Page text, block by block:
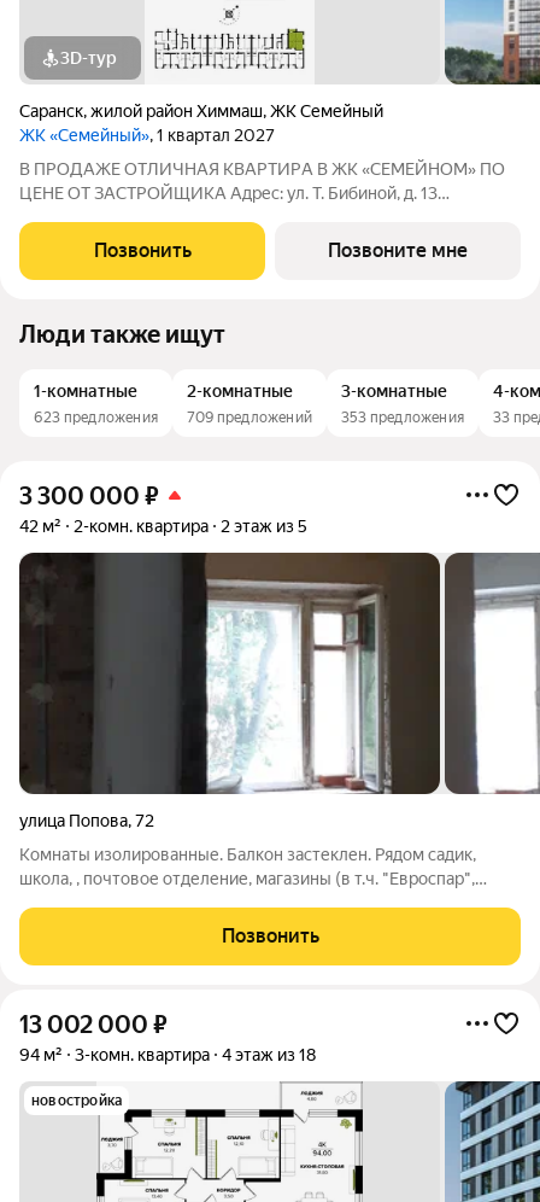
3D-тур
Саранск,жилой район Химмаш,ЖК Семейный
ЖК «Семейный», 1 квартал 2027
В ПРОДАЖЕ ОTЛИЧНAЯ КВАPТИPА В ЖК «СЕМЕЙНОМ» ПО
ЦЕНЕ ОТ ЗАСТРОЙЩИКА Адрес: ул. Т. Бибиной, д. 13
БАЗОВАЯ 13,9% НА ВЕСЬ СРОК КРЕДИТОВАНИЯ Сдача: IV
квартал 2026 года УCПEЙТЕ ЗAБРОНИPOВАТЬ КВАРТИРУ ДO
Позвонить Позвоните мне
Люди также ищут
1-комнатные
623 предложения
2-комнатные
709 предложений
3-комнатные
353 предложения
4-
33
3 300 000 ₽
42 м² 2-комн. квартира 2 этаж из 5
улица Попова,72
Комнаты изолированные. Балкон застеклен. Рядом садик,
школа, , почтовое отделение, магазины (в т.ч. "Евроспар",
Позвонить
13 002 000 ₽
94 м² 3-комн. квартира 4 этаж из 18
новостройка